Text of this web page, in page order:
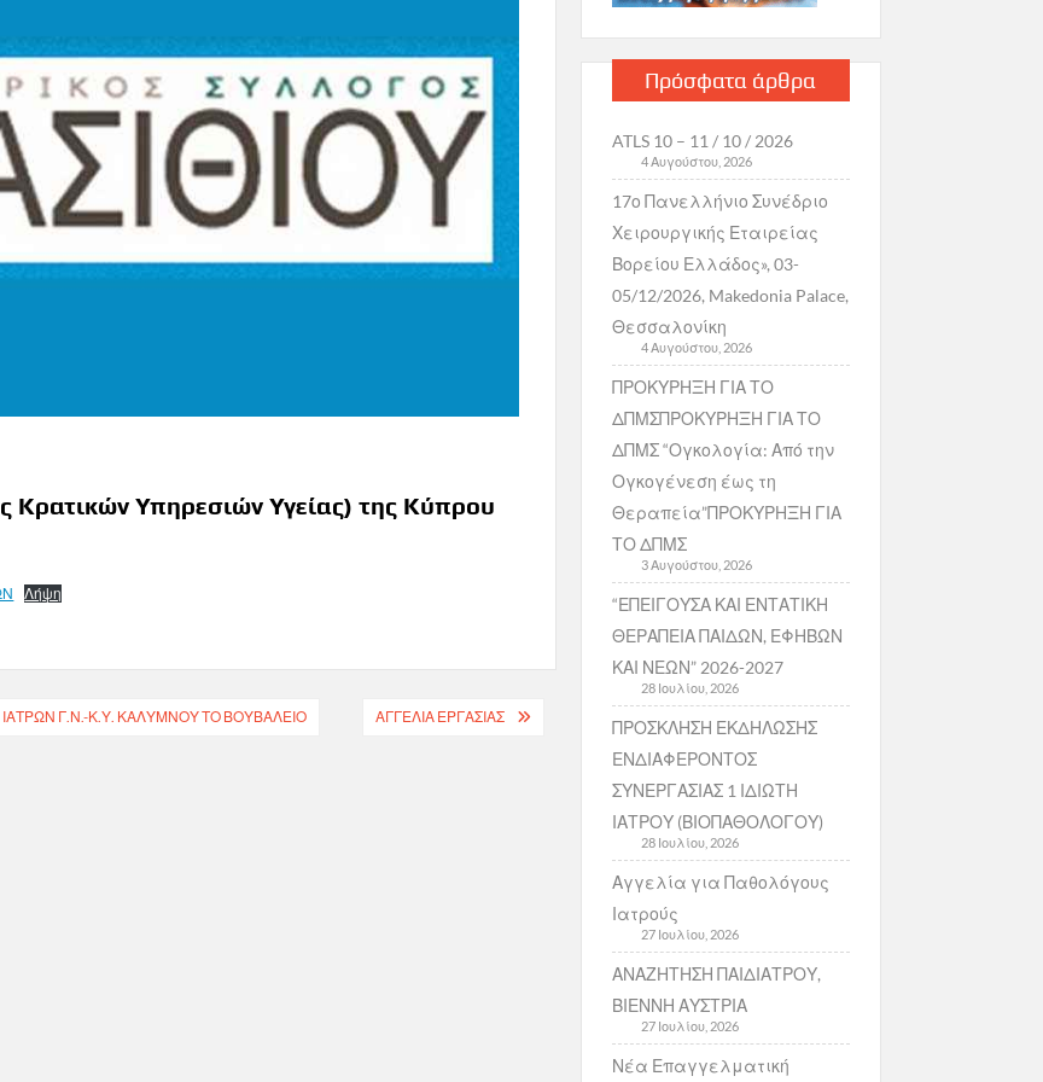
Υπηρεσιών Υγείας) της Κύπρου
Λήψη
Γ.Ν.-Κ.Υ. ΚΑΛΥΜΝΟΥ ΤΟ ΒΟΥΒΑΛΕΙΟ ΑΓΓΕΛΊΑ ΕΡΓΑΣΊΑΣ
Πρόσφατα άρθρα
ATLS 10 – 11 / 10 / 2026
4 Αυγούστου, 2026
17ο Πανελλήνιο Συνέδριο
Χειρουργικής Εταιρείας
Βορείου Ελλάδος», 03-
05/12/2026, Makedonia Palace,
Θεσσαλονίκη
4 Αυγούστου, 2026
ΠΡΟΚΥΡΗΞΗ ΓΙΑ ΤΟ
ΔΠΜΣΠΡΟΚΥΡΗΞΗ ΓΙΑ ΤΟ
ΔΠΜΣ “Ογκολογία: Από την
Ογκογένεση έως τη
Θεραπεία”ΠΡΟΚΥΡΗΞΗ ΓΙΑ
ΤΟ ΔΠΜΣ
3 Αυγούστου, 2026
“ΕΠΕΙΓΟΥΣΑ ΚΑΙ ΕΝΤΑΤΙΚΗ
ΘΕΡΑΠΕΙΑ ΠΑΙΔΩΝ, ΕΦΗΒΩΝ
ΚΑΙ ΝΕΩΝ” 2026-2027
28 Ιουλίου, 2026
ΠΡΟΣΚΛΗΣΗ ΕΚΔΗΛΩΣΗΣ
ΕΝΔΙΑΦΕΡΟΝΤΟΣ
ΣΥΝΕΡΓΑΣΙΑΣ 1 ΙΔΙΩΤΗ
ΙΑΤΡΟΥ (ΒΙΟΠΑΘΟΛΟΓΟΥ)
28 Ιουλίου, 2026
Αγγελία για Παθολόγους
Ιατρούς
27 Ιουλίου, 2026
ΑΝΑΖΗΤΗΣΗ ΠΑΙΔΙΑΤΡΟΥ,
ΒΙΕΝΝΗ ΑΥΣΤΡΙΑ
27 Ιουλίου, 2026
Νέα Επαγγελματική